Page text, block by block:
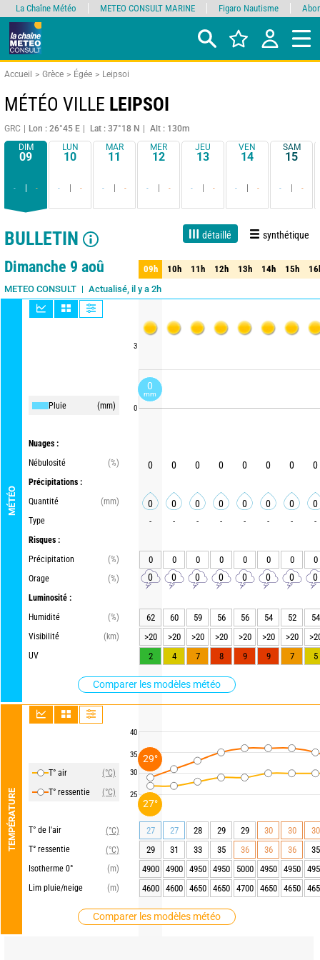
Accueil Grèce Égée Leipsoi
MÉTÉO VILLE LEIPSOI
GRC Lon : 26°45 E Lat : 37°18 N
Alt : 130m
DIM
09
- -
LUN
10
- -
MAR
11
- -
MER
12
- -
JEU
13
- -
VEN
14
- -
SAM
15
- -
BULLETIN détaillé synthétique
1 jour 3 jours 7 jours 15 jours Fiabilité 90%
Dimanche 9 aoû
METEO CONSULT Actualisé, il y a 2h
MÉTÉO
Pluie (mm)
Nuages :
Nébulosité
(%)
Précipitations :
Quantité
(mm)
Type
Risques :
Précipitation
(%)
Orage
(%)
Luminosité :
Humidité
(%)
Visibilité
(km)
UV
Comparer les modèles météo
TEMPÉRATURE
T° air
(°C)
T° ressentie
(°C)
T° de l'air
(°C)
T° ressentie
(°C)
Isotherme 0°
(m)
Lim pluie/neige
(m)
Comparer les modèles météo
3
0
40
35
30
25
09h 10h 11h 12h 13h 14h 15h
09h 10h 11h 12h 13h 14h 15h
0 0 0 0 0 0 0 0
0 0 0 0 0 0 0 0
- - - - - - - -
0 0 0 0 0 0 0 0
0 0 0 0 0 0 0 0
62 60 59 56 56 54 52
54
>20
>20 >20 >20 >20 >20 >20
2
4 7 8 9 9 7 5
27 27 28 29 29 30 30
30
29
31 33 35 36 36 36
35
4900
4900 4950 4950 5000 4950 4950
4600
4600 4650 4650 4700 4650 4650
La Chaîne Météo METEO CONSULT MARINE Figaro Nautisme
0
mm
27°
29°